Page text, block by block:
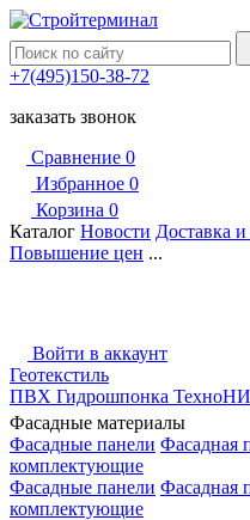
+7(495)150-38-72
заказать звонок
Сравнение 0
Избранное 0
Корзина 0
Каталог Новости Доставка и
Повышение цен ...
Войти в аккаунт
Геотекстиль
ПВХ Гидрошпонка
Фасадные материалы
Фасадные панели Фасадная
комплектующие
Фасадные панели Фасадная
комплектующие